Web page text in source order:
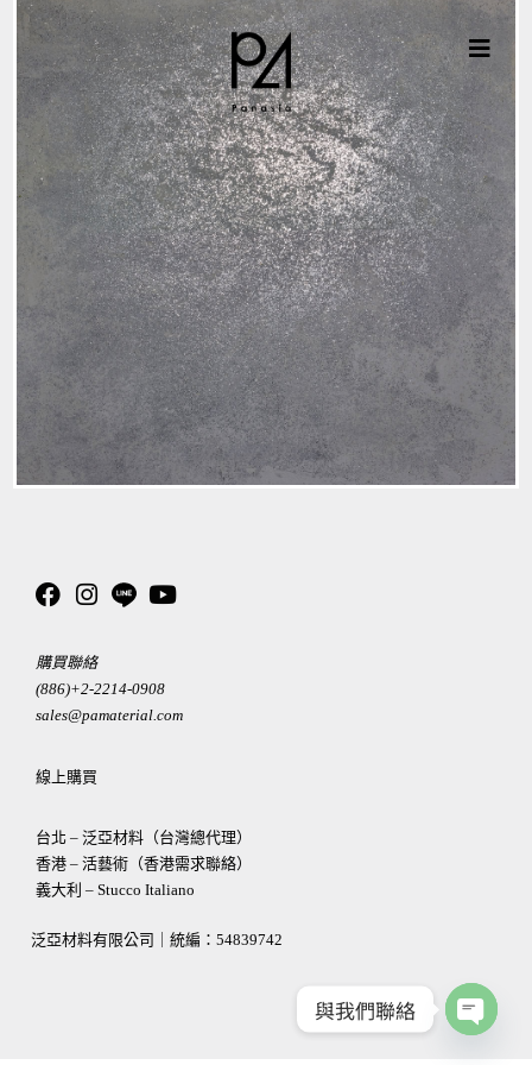
購買聯絡
(886)+2-2214-0908
sales@pamaterial.com
線上購買
台北 – 泛亞材料（台灣總代理）
香港 – 活藝術（香港需求聯絡）
義大利 – Stucco Italiano
泛亞材料有限公司｜統編： 54839742
與我們聯絡